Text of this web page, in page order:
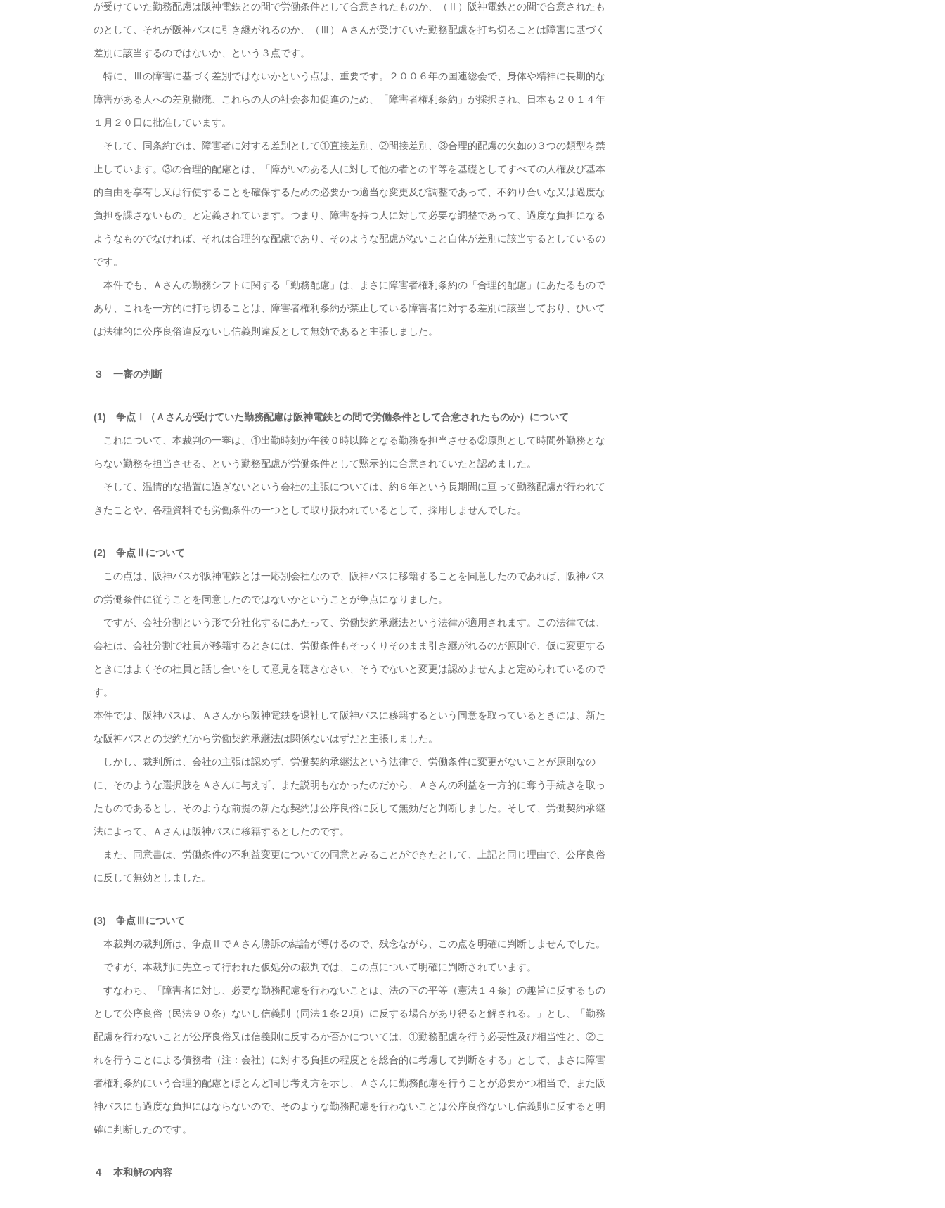
が受けていた勤務配慮は阪神電鉄との間で労働条件として合意されたものか、（Ⅱ）阪神電鉄との間で合意されたも
のとして、それが阪神バスに引き継がれるのか、（Ⅲ）Ａさんが受けていた勤務配慮を打ち切ることは障害に基づく
差別に該当するのではないか、という３点です。
特に、Ⅲの障害に基づく差別ではないかという点は、重要です。２００６年の国連総会で、身体や精神に長期的な
障害がある人への差別撤廃、これらの人の社会参加促進のため、「障害者権利条約」が採択され、日本も２０１４年
１月２０日に批准しています。
そして、同条約では、障害者に対する差別として①直接差別、②間接差別、③合理的配慮の欠如の３つの類型を禁
止しています。③の合理的配慮とは、「障がいのある人に対して他の者との平等を基礎としてすべての人権及び基本
的自由を享有し又は行使することを確保するための必要かつ適当な変更及び調整であって、不釣り合いな又は過度な
負担を課さないもの」と定義されています。つまり、障害を持つ人に対して必要な調整であって、過度な負担になる
ようなものでなければ、それは合理的な配慮であり、そのような配慮がないこと自体が差別に該当するとしているの
です。
本件でも、Ａさんの勤務シフトに関する「勤務配慮」は、まさに障害者権利条約の「合理的配慮」にあたるもので
あり、これを一方的に打ち切ることは、障害者権利条約が禁止している障害者に対する差別に該当しており、ひいて
は法律的に公序良俗違反ないし信義則違反として無効であると主張しました。
３ 一審の判断
(1) 争点Ⅰ（Ａさんが受けていた勤務配慮は阪神電鉄との間で労働条件として合意されたものか）について
これについて、本裁判の一審は、①出勤時刻が午後０時以降となる勤務を担当させる②原則として時間外勤務とな
らない勤務を担当させる、という勤務配慮が労働条件として黙示的に合意されていたと認めました。
そして、温情的な措置に過ぎないという会社の主張については、約６年という長期間に亘って勤務配慮が行われて
きたことや、各種資料でも労働条件の一つとして取り扱われているとして、採用しませんでした。
(2) 争点Ⅱについて
この点は、阪神バスが阪神電鉄とは一応別会社なので、阪神バスに移籍することを同意したのであれば、阪神バス
の労働条件に従うことを同意したのではないかということが争点になりました。
ですが、会社分割という形で分社化するにあたって、労働契約承継法という法律が適用されます。この法律では、
会社は、会社分割で社員が移籍するときには、労働条件もそっくりそのまま引き継がれるのが原則で、仮に変更する
ときにはよくその社員と話し合いをして意見を聴きなさい、そうでないと変更は認めませんよと定められているので
す。
本件では、阪神バスは、Ａさんから阪神電鉄を退社して阪神バスに移籍するという同意を取っているときには、新た
な阪神バスとの契約だから労働契約承継法は関係ないはずだと主張しました。
しかし、裁判所は、会社の主張は認めず、労働契約承継法という法律で、労働条件に変更がないことが原則なの
に、そのような選択肢をＡさんに与えず、また説明もなかったのだから、Ａさんの利益を一方的に奪う手続きを取っ
たものであるとし、そのような前提の新たな契約は公序良俗に反して無効だと判断しました。そして、労働契約承継
法によって、Ａさんは阪神バスに移籍するとしたのです。
また、同意書は、労働条件の不利益変更についての同意とみることができたとして、上記と同じ理由で、公序良俗
に反して無効としました。
(3) 争点Ⅲについて
本裁判の裁判所は、争点ⅡでＡさん勝訴の結論が導けるので、残念ながら、この点を明確に判断しませんでした。
ですが、本裁判に先立って行われた仮処分の裁判では、この点について明確に判断されています。
すなわち、「障害者に対し、必要な勤務配慮を行わないことは、法の下の平等（憲法１４条）の趣旨に反するもの
として公序良俗（民法９０条）ないし信義則（同法１条２項）に反する場合があり得ると解される。」とし、「勤務
配慮を行わないことが公序良俗又は信義則に反するか否かについては、①勤務配慮を行う必要性及び相当性と、②こ
れを行うことによる債務者（注：会社）に対する負担の程度とを総合的に考慮して判断をする」として、まさに障害
者権利条約にいう合理的配慮とほとんど同じ考え方を示し、Ａさんに勤務配慮を行うことが必要かつ相当で、また阪
神バスにも過度な負担にはならないので、そのような勤務配慮を行わないことは公序良俗ないし信義則に反すると明
確に判断したのです。
４ 本和解の内容